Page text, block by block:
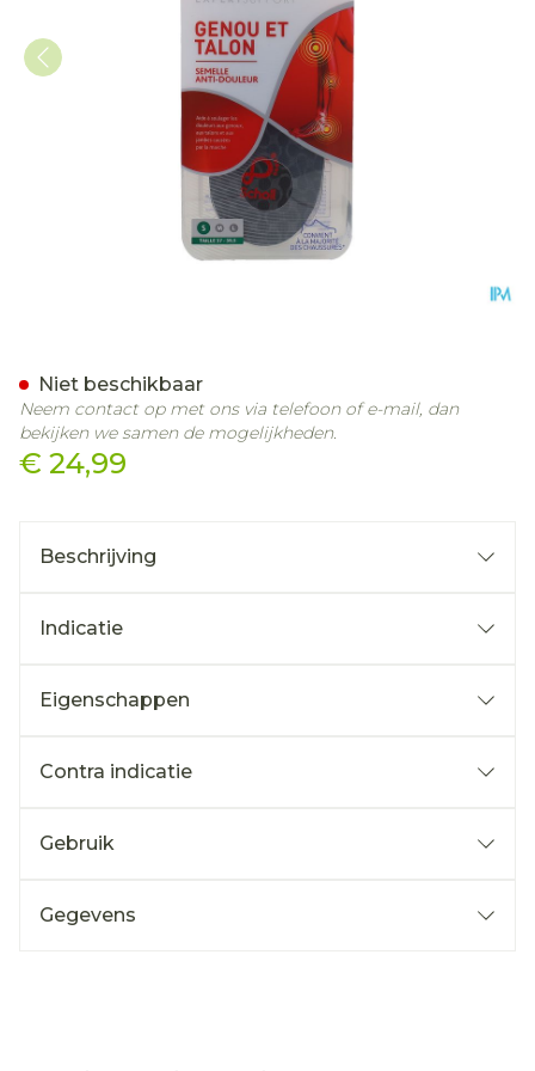
€ 24,99
Niet beschikbaar
Neem contact op met ons via telefoon of e-mail, dan
bekijken we samen de mogelijkheden.
Beschrijving
Indicatie
Eigenschappen
Contra indicatie
Gebruik
Gegevens